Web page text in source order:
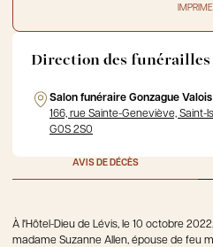
Direction des funérailles
Salon funéraire Gonzague
166, rue Sainte-Geneviève, Saint-
G0S 2S0
AVIS DE DÉCÈS
À l'Hôtel-Dieu de Lévis, le 10 octobre
madame Suzanne Allen, épouse de feu